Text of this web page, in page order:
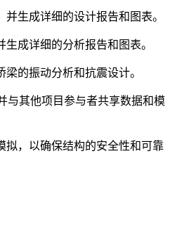
生成详细的设计报告和图表。
成详细的分析报告和图表。
的振动分析和抗震设计。
与其他项目参与者共享数据和模
拟，以确保结构的安全性和可靠